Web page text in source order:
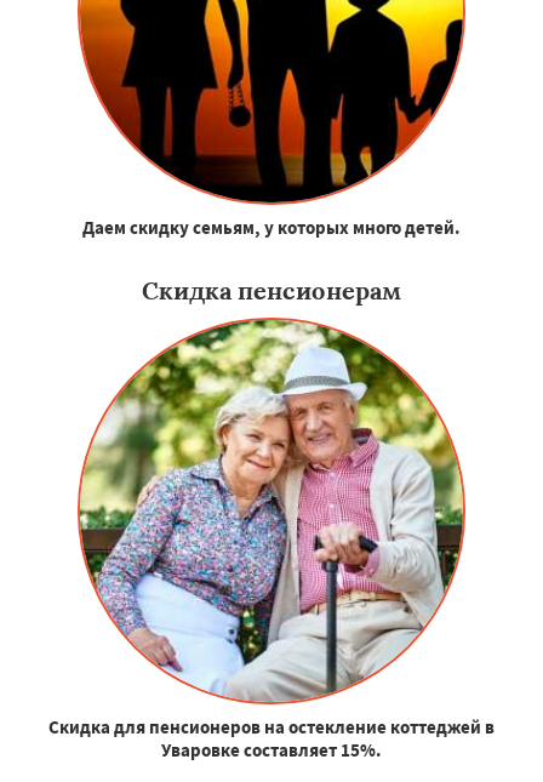
Даем скидку семьям, у которых много детей.
Скидка пенсионерам
Скидка для пенсионеров на остекление коттеджей в
Уваровке составляет 15%.